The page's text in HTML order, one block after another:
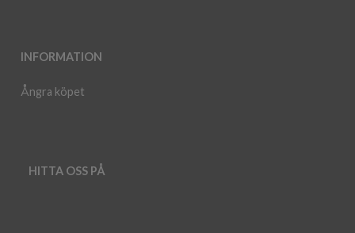
INFORMATION
Ångra köpet
HITTA OSS PÅ